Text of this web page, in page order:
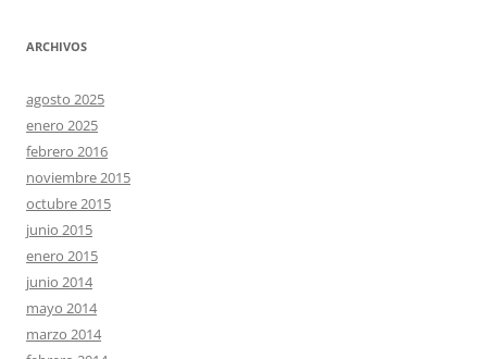
ARCHIVOS
agosto 2025
enero 2025
febrero 2016
noviembre 2015
octubre 2015
junio 2015
enero 2015
junio 2014
mayo 2014
marzo 2014